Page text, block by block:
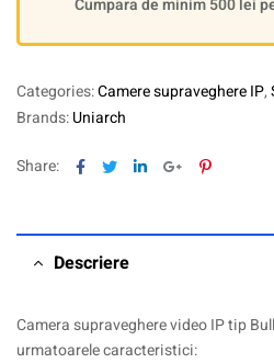
Cumpara de minim 500 lei
Categories:Camere supraveghere IP,
Brands:Uniarch
Share: Facebook
TwitterLinkedinGoogle+Pinterest
Descriere
Camera supraveghere video IP tip
urmatoarele caracteristici: